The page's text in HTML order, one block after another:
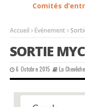
Comités
Accueil Événement
SORTIE
6 Octobre 2015 La Chevêche